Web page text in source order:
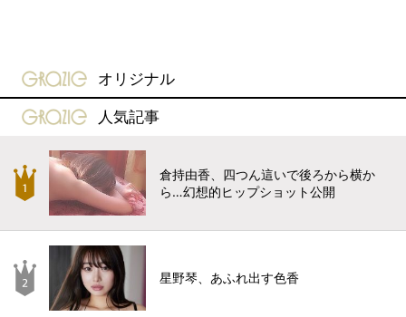
gravure-grazie
オリジナル
gravure-grazie
人気記事
倉持由香、四つん這いで後ろから横か
ら…幻想的ヒップショット公開
星野琴、あふれ出す色香